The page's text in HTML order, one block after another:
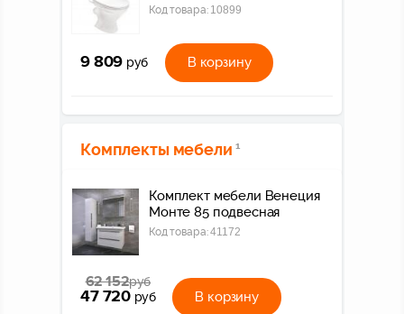
Код товара: 10899
9 809 руб В корзину
Комплекты мебели 1
Комплект мебели Венеция
Монте 85 подвесная
Код товара:41172
62 152руб
47 720 руб В корзину